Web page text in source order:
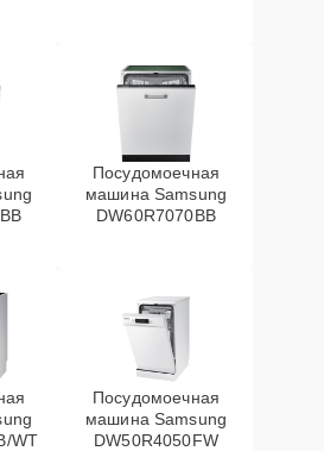
Посудомоечная
машина Samsung
DW60R7070BB
WT
Посудомоечная
машина Samsung
DW50R4050FW